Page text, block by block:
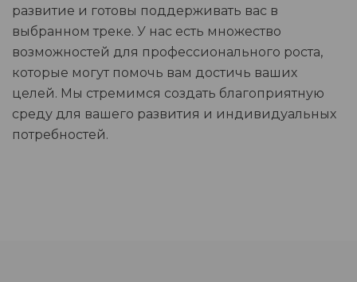
развитие и готовы поддерживать вас в
выбранном треке. У нас есть множество
возможностей для профессионального роста,
которые могут помочь вам достичь ваших
целей. Мы стремимся создать благоприятную
среду для вашего развития и индивидуальных
потребностей.